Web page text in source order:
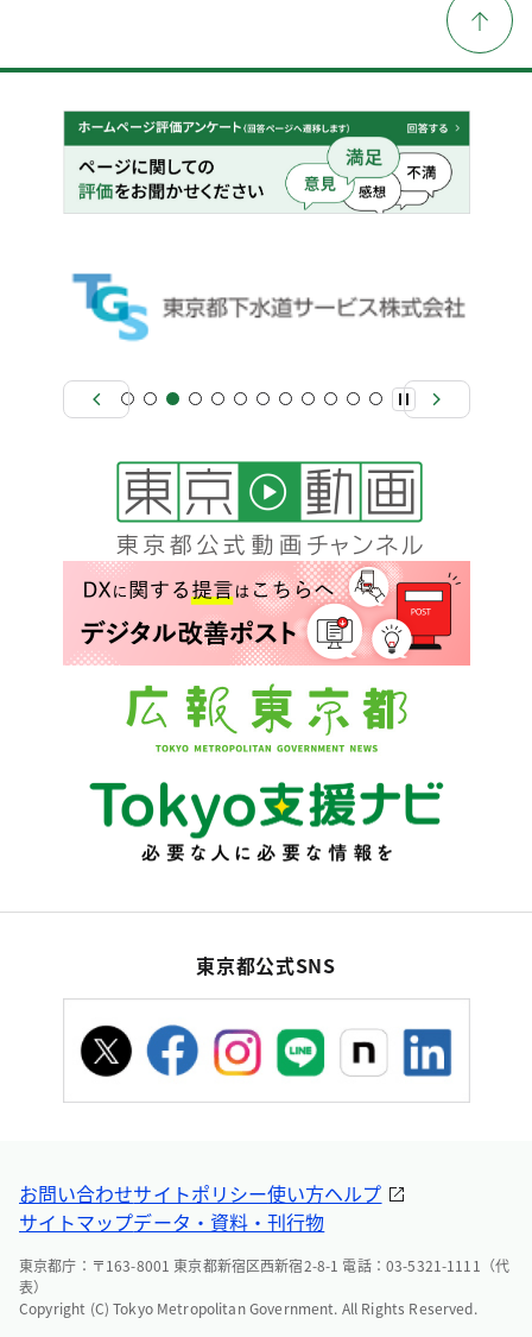
東京都公式SNS
お問い合わせサイトポリシー使い方ヘルプ
サイトマップデータ・資料・刊行物
東京都庁：〒163-8001 東京都新宿区西新宿2-8-1 電話：03-5321-1111（代
表）
Copyright (C) Tokyo Metropolitan Government. All Rights Reserved.